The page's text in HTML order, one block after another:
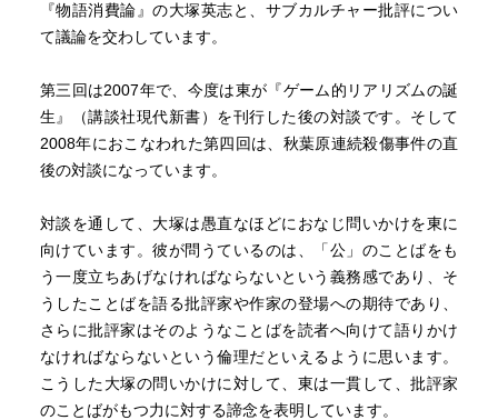
『物語消費論』の大塚英志と、サブカルチャー批評につい
て議論を交わしています。
第三回は2007年で、今度は東が『ゲーム的リアリズムの誕
生』（講談社現代新書）を刊行した後の対談です。そして
2008年におこなわれた第四回は、秋葉原連続殺傷事件の直
後の対談になっています。
対談を通して、大塚は愚直なほどにおなじ問いかけを東に
向けています。彼が問うているのは、「公」のことばをも
う一度立ちあげなければならないという義務感であり、そ
うしたことばを語る批評家や作家の登場への期待であり、
さらに批評家はそのようなことばを読者へ向けて語りかけ
なければならないという倫理だといえるように思います。
こうした大塚の問いかけに対して、東は一貫して、批評家
のことばがもつ力に対する諦念を表明しています。